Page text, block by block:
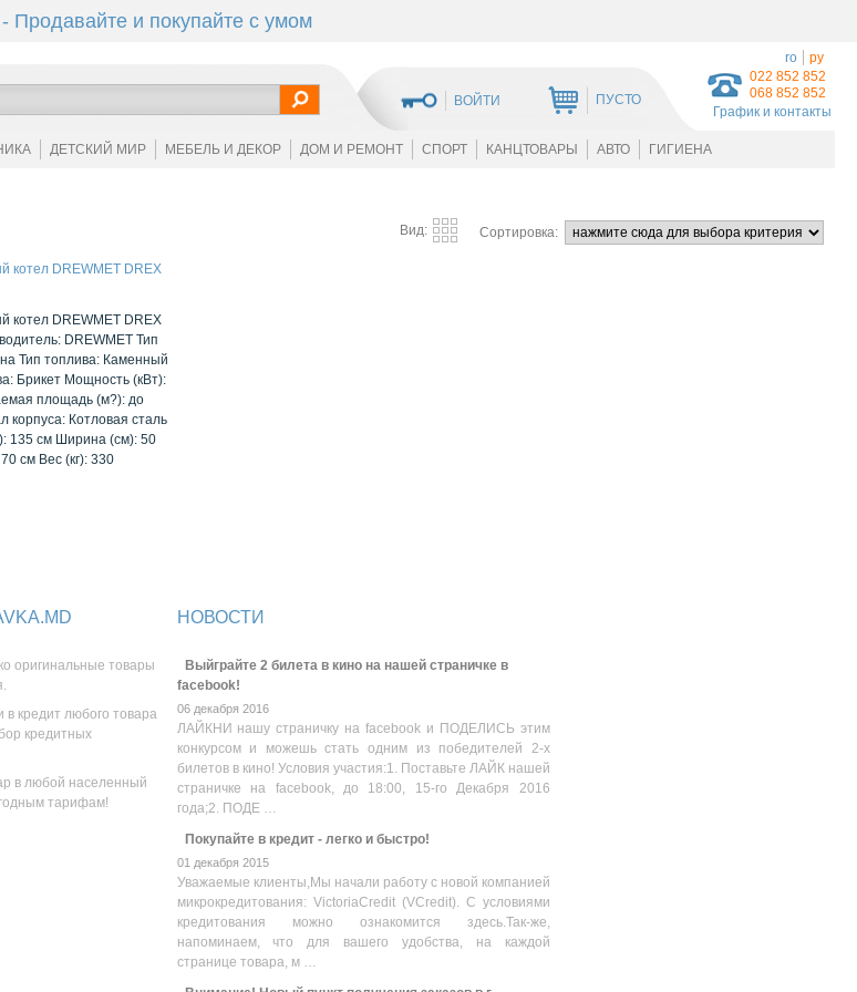
Продавайте и покупайте с умом
022 852 852
068 852 852
График и контакты
ВОЙТИ ПУСТО
ro ру
ДЕТСКИЙ МИР МЕБЕЛЬ И ДЕКОР ДОМ И РЕМОНТ СПОРТ КАНЦТОВАРЫ АВТО ГИГИЕНА
Вид: Сортировка:
котел DREWMET DREX
котел DREWMET DREX
DREWMET Тип
Тип топлива: Каменный
Брикет Мощность (кВт):
площадь (м?): до
корпуса: Котловая сталь
135 см Ширина (см): 50
см Вес (кг): 330
оригинальные товары
кредит любого товара
кредитных
в любой населенный
тарифам!
НОВОСТИ
Выйграйте 2 билета в кино на нашей страничке в
facebook!
06 декабря 2016
ЛАЙКНИ нашу страничку на facebook и ПОДЕЛИСЬ этим
конкурсом и можешь стать одним из победителей 2-х
билетов в кино! Условия участия:1. Поставьте ЛАЙК нашей
страничке на facebook, до 18:00, 15-го Декабря 2016
года;2. ПОДЕ …
Покупайте в кредит - легко и быстро!
01 декабря 2015
Уважаемые клиенты,Мы начали работу с новой компанией
микрокредитования: VictoriaCredit (VCredit). С условиями
кредитования можно ознакомится здесь.Так-же,
напоминаем, что для вашего удобства, на каждой
странице товара, м …